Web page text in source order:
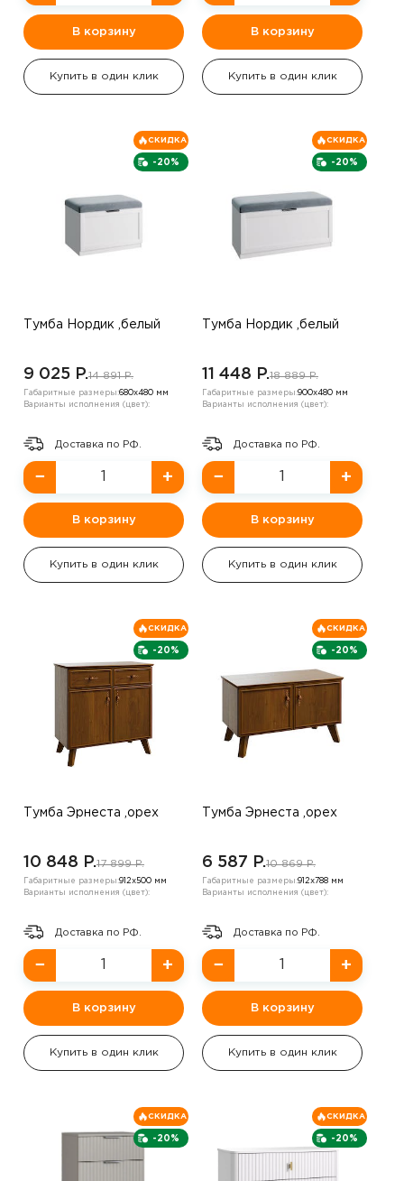
В корзину
Купить в один клик
В корзину
Купить в один клик
-20%
СКИДКА
Тумба Нордик ,белый
9 025 P.14 891 P.
Габаритные размеры:680х480 мм
Варианты исполнения (цвет):
Доставка по РФ.
− +
В корзину
Купить в один клик
-20%
СКИДКА
Тумба Нордик ,белый
11 448 P.18 889 P.
Габаритные размеры:900х480 мм
Варианты исполнения (цвет):
Доставка по РФ.
− +
В корзину
Купить в один клик
-20%
СКИДКА
Тумба Эрнеста ,орех
10 848 P.17 899 P.
Габаритные размеры:912х500 мм
Варианты исполнения (цвет):
Доставка по РФ.
− +
В корзину
Купить в один клик
-20%
СКИДКА
Тумба Эрнеста ,орех
6 587 P.10 869 P.
Габаритные размеры:912х788 мм
Варианты исполнения (цвет):
Доставка по РФ.
− +
В корзину
Купить в один клик
-20%
СКИДКА
-20%
СКИДКА